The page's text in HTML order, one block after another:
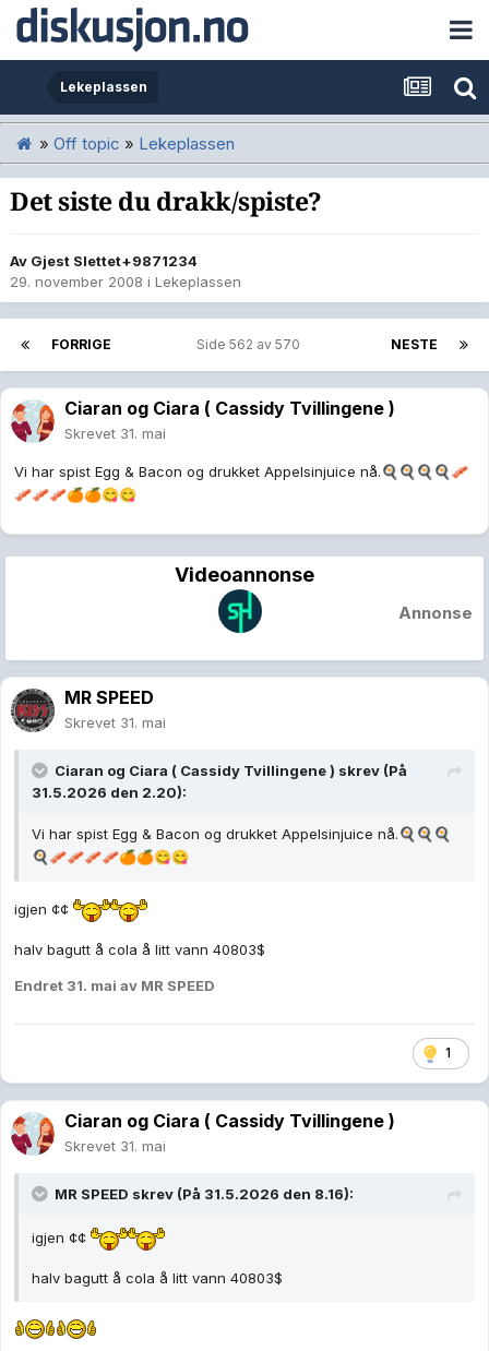
Lekeplassen
» Off topic » Lekeplassen
Det siste du drakk/spiste?
Av Gjest Slettet+9871234
29. november 2008 i Lekeplassen
FORRIGE NESTE
Side 562 av 570
Ciaran og Ciara ( Cassidy Tvillingene )
Skrevet 31. mai
Vi har spist Egg & Bacon og drukket Appelsinjuice nå. 🍳 🍳 🍳 🍳 🥓
🥓🥓🥓🍊🍊😋😋
Videoannonse
Annonse
MR SPEED
Skrevet 31. mai
Ciaran og Ciara ( Cassidy Tvillingene ) skrev (På
31.5.2026 den 2.20):
Vi har spist Egg & Bacon og drukket Appelsinjuice nå. 🍳 🍳 🍳
🍳 🥓🥓🥓🥓🍊🍊😋😋
igjen ¢¢
halv bagutt å cola å litt vann 40803$
Endret 31. mai av MR SPEED
1
Ciaran og Ciara ( Cassidy Tvillingene )
Skrevet 31. mai
MR SPEED skrev (På 31.5.2026 den 8.16):
igjen ¢¢
halv bagutt å cola å litt vann 40803$